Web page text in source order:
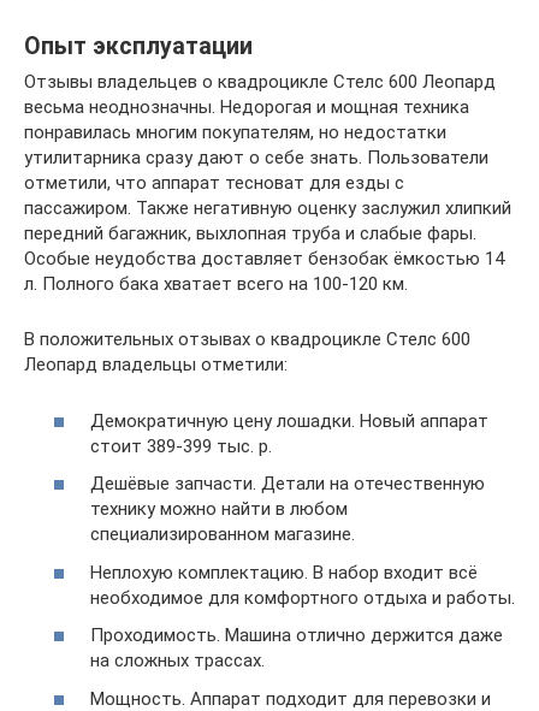
Опыт эксплуатации
Отзывы владельцев о квадроцикле Стелс 600 Леопард
весьма неоднозначны. Недорогая и мощная техника
понравилась многим покупателям, но недостатки
утилитарника сразу дают о себе знать. Пользователи
отметили, что аппарат тесноват для езды с
пассажиром. Также негативную оценку заслужил хлипкий
передний багажник, выхлопная труба и слабые фары.
Особые неудобства доставляет бензобак ёмкостью 14
л. Полного бака хватает всего на 100-120 км.
В положительных отзывах о квадроцикле Стелс 600
Леопард владельцы отметили:
Демократичную цену лошадки. Новый аппарат
стоит 389-399 тыс. р.
Дешёвые запчасти. Детали на отечественную
технику можно найти в любом
специализированном магазине.
Неплохую комплектацию. В набор входит всё
необходимое для комфортного отдыха и работы.
Проходимость. Машина отлично держится даже
на сложных трассах.
Мощность. Аппарат подходит для перевозки и